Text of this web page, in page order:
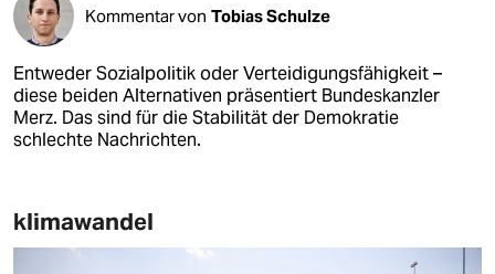
Kommentar von Tobias Schulze
Entweder Sozialpolitik oder Verteidigungsfähigkeit –
diese beiden Alternativen präsentiert Bundeskanzler
Merz. Das sind für die Stabilität der Demokratie
schlechte Nachrichten.
klimawandel